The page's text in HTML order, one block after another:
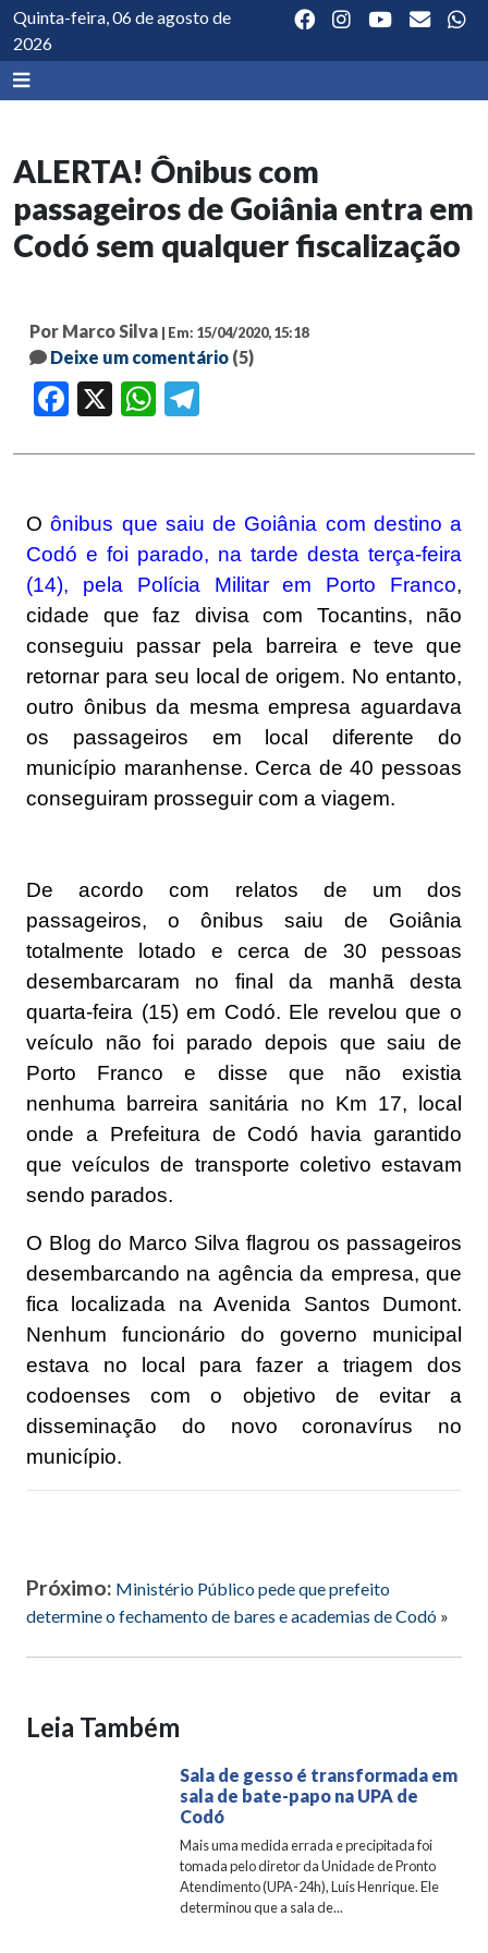
Quinta-feira, 06 de agosto de
2026
ALERTA! Ônibus com
passageiros de Goiânia entra em
Codó sem qualquer fiscalização
Por Marco Silva | Em: 15/04/2020, 15:18
Deixe um comentário (5)
Facebook WhatsApp
Oônibus que saiu de Goiânia com destino a
Codó e foi parado, na tarde desta terça-feira
(14), pela Polícia Militar em Porto Franco,
cidade que faz divisa com Tocantins, não
conseguiu passar pela barreira e teve que
retornar para seu local de origem. No entanto,
outro ônibus da mesma empresa aguardava
os passageiros em local diferente do
município maranhense. Cerca de 40 pessoas
conseguiram prosseguir com a viagem.
De acordo com relatos de um dos
passageiros, o ônibus saiu de Goiânia
totalmente lotado e cerca de 30 pessoas
desembarcaram no final da manhã desta
quarta-feira (15) em Codó. Ele revelou que o
veículo não foi parado depois que saiu de
Porto Franco e disse que não existia
nenhuma barreira sanitária no Km 17, local
onde a Prefeitura de Codó havia garantido
que veículos de transporte coletivo estavam
sendo parados.
O Blog do Marco Silva flagrou os passageiros
desembarcando na agência da empresa, que
fica localizada na Avenida Santos Dumont.
Nenhum funcionário do governo municipal
estava no local para fazer a triagem dos
codoenses com o objetivo de evitar a
disseminação do novo coronavírus no
município.
Próximo: Ministério Público pede que prefeito
determine o fechamento de bares e academias de Codó »
Leia Também
Sala de gesso é transformada em
sala de bate-papo na UPA de
Codó
Mais uma medida errada e precipitada foi
tomada pelo diretor da Unidade de Pronto
Atendimento (UPA-24h), Luís Henrique. Ele
determinou que a sala de...